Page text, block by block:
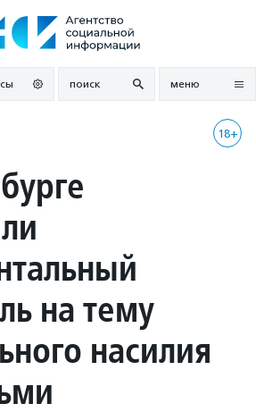
поиск меню
18+
на тему
насилия